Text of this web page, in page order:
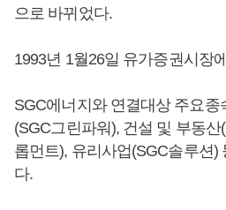
으로 바뀌었다.
1993년 1월26일 유가증권시장
SGC에너지와 연결대상 주요종
(SGC그린파워), 건설 및 부동
롭먼트), 유리사업(SGC솔루션)
다.